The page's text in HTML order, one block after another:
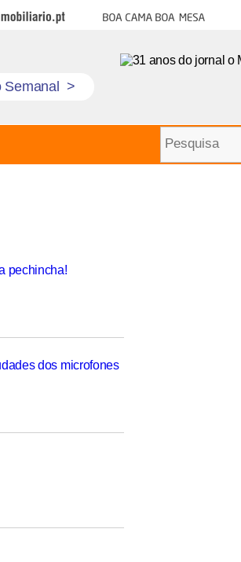
Imobiliário Boa cama boa mesa
Semanal >